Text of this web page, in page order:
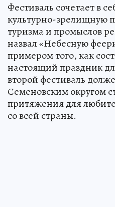
Фестиваль сочетает в
культурно-зрелищную
туризма и промыслов
назвал «Небесную
примером того, как
настоящий праздник
второй фестиваль
Семеновским округом
притяжения для
со всей страны.